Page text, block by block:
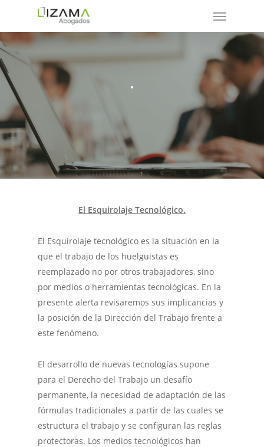
.
El Esquirolaje Tecnológico.
El Esquirolaje tecnológico es la situación en la
que el trabajo de los huelguistas es
reemplazado no por otros trabajadores, sino
por medios o herramientas tecnológicas. En la
presente alerta revisaremos sus implicancias y
la posición de la Dirección del Trabajo frente a
este fenómeno.
El desarrollo de nuevas tecnologías supone
para el Derecho del Trabajo un desafío
permanente, la necesidad de adaptación de las
fórmulas tradicionales a partir de las cuales se
estructura el trabajo y se configuran las reglas
protectoras. Los medios tecnológicos han